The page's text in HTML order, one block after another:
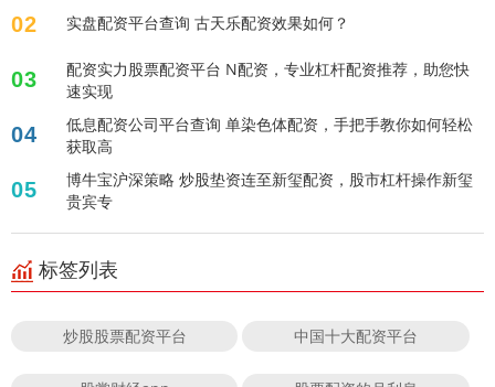
02 实盘配资平台查询 古天乐配资效果如何？
03
配资实力股票配资平台 N配资，专业杠杆配资推荐，助您快
速实现
04
低息配资公司平台查询 单染色体配资，手把手教你如何轻松
获取高
05
博牛宝沪深策略 炒股垫资连至新玺配资，股市杠杆操作新玺
贵宾专
标签列表
炒股股票配资平台 中国十大配资平台